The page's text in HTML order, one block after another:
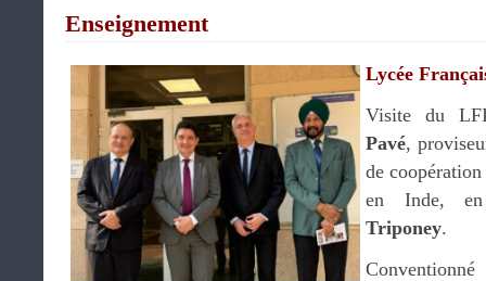
Enseignement
Lycée
Visite du
Pavé,
de
en Inde,
Triponey.